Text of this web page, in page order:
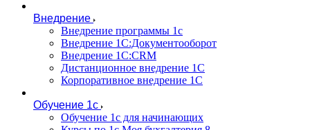
Внедрение
Внедрение программы 1с
Внедрение 1С:Документооборот
Внедрение 1С:CRM
Дистанционное внедрение 1С
Корпоративное внедрение 1С
Обучение 1с
Обучение 1с для начинающих